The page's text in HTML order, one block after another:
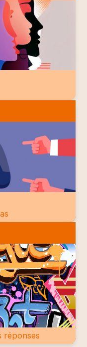
réponses